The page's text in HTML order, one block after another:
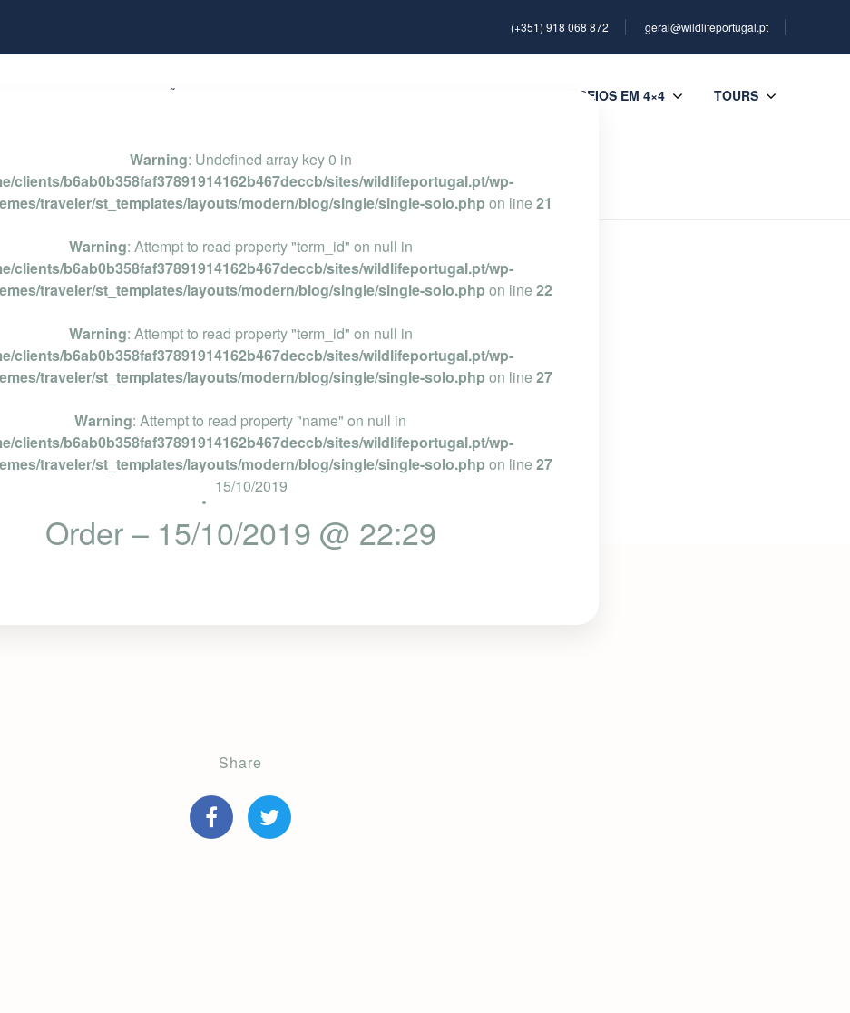
(+351) 918 068 872 geral@wildlifeportugal.pt
OBSERVAÇÃO DE AVES PASSEIOS EM 4×4 TOURS
Warning: Undefined array key 0 in
clients/b6ab0b358faf37891914162b467deccb/sites/wildlifeportugal.pt/wp-
traveler/st_templates/layouts/modern/blog/single/single-solo.php on line 21
Warning: Attempt to read property "term_id" on null in
clients/b6ab0b358faf37891914162b467deccb/sites/wildlifeportugal.pt/wp-
traveler/st_templates/layouts/modern/blog/single/single-solo.php on line 22
Warning: Attempt to read property "term_id" on null in
clients/b6ab0b358faf37891914162b467deccb/sites/wildlifeportugal.pt/wp-
traveler/st_templates/layouts/modern/blog/single/single-solo.php on line 27
Warning: Attempt to read property "name" on null in
clients/b6ab0b358faf37891914162b467deccb/sites/wildlifeportugal.pt/wp-
traveler/st_templates/layouts/modern/blog/single/single-solo.php on line 27
15/10/2019
Order – 15/10/2019 @ 22:29
Share